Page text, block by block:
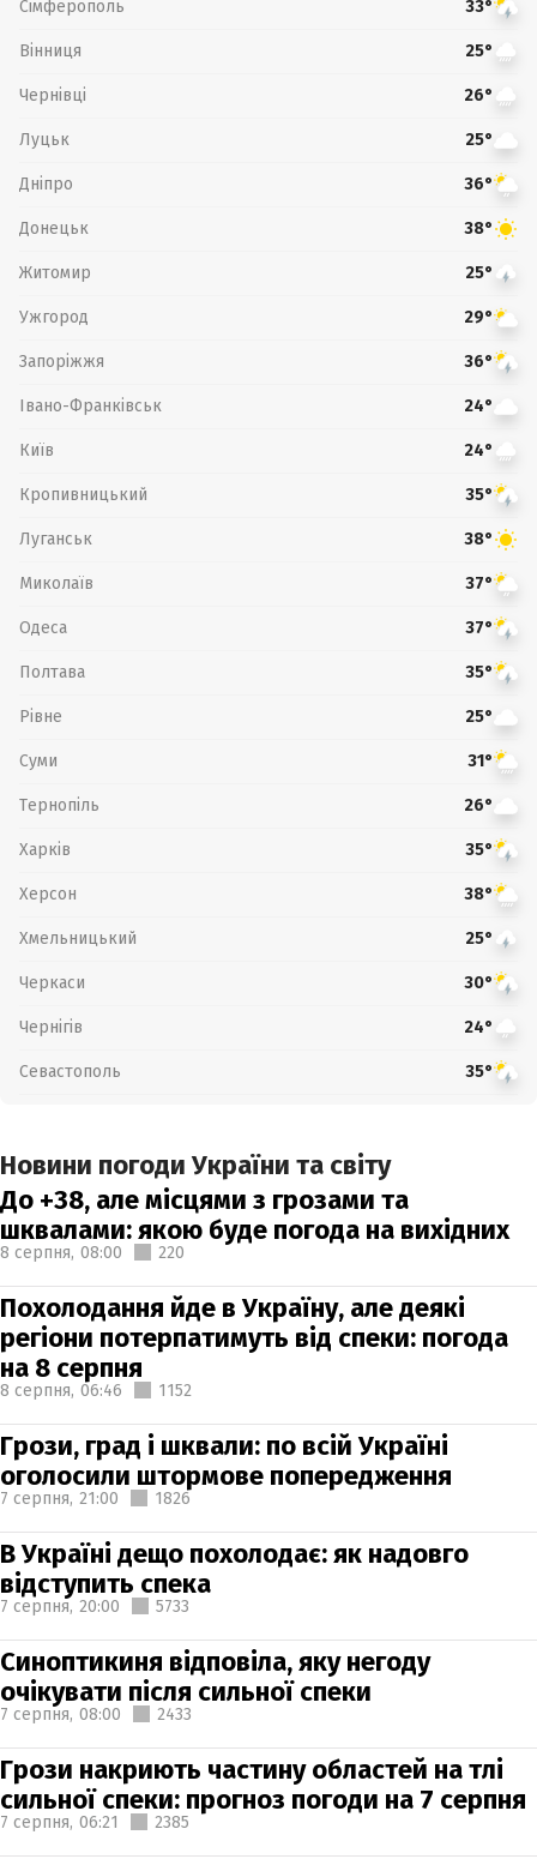
Сімферополь 33°
Вінниця 25°
Чернівці 26°
Луцьк 25°
Дніпро 36°
Донецьк 38°
Житомир 25°
Ужгород 29°
Запоріжжя 36°
Івано-Франківськ 24°
Київ 24°
Кропивницький 35°
Луганськ 38°
Миколаїв 37°
Одеса 37°
Полтава 35°
Рівне 25°
Суми 31°
Тернопіль 26°
Харків 35°
Херсон 38°
Хмельницький 25°
Черкаси 30°
Чернігів 24°
Севастополь 35°
Новини погоди України та світу
До +38, але місцями з грозами та
шквалами: якою буде погода на вихідних
8 серпня, 08:00 220
Похолодання йде в Україну, але деякі
регіони потерпатимуть від спеки: погода
на 8 серпня
8 серпня, 06:46 1152
Грози, град і шквали: по всій Україні
оголосили штормове попередження
7 серпня, 21:00 1826
В Україні дещо похолодає: як надовго
відступить спека
7 серпня, 20:00 5733
Синоптикиня відповіла, яку негоду
очікувати після сильної спеки
7 серпня, 08:00 2433
Грози накриють частину областей на тлі
сильної спеки: прогноз погоди на 7 серпня
7 серпня, 06:21 2385